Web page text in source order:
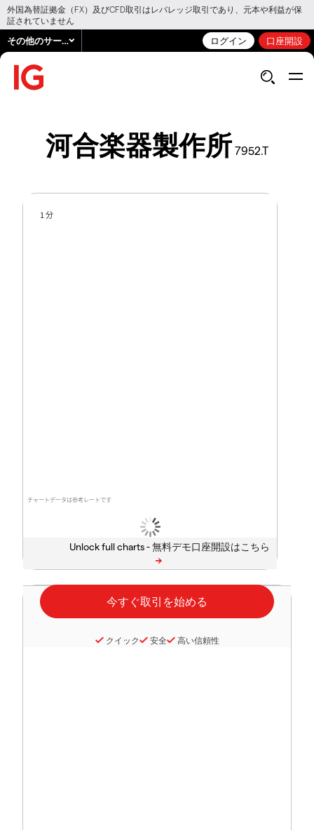
外国為替証拠金（FX）及びCFD取引はレバレッジ取引であり、元本や利益が保
証されていません
その他のサービス ログイン 口座開設
河合楽器製作所 7952.T
チャートデータは参考レートです
1 分
Unlock full charts -
クイック 安全 高い信頼性